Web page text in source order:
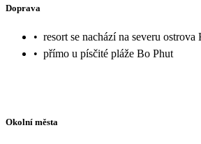
Doprava
• resort se nachází na severu ostrova
• přímo u písčité pláže Bo Phut
Okolní města